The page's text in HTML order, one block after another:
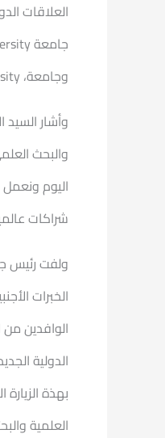
وجامعة، CY Tech , CY Cergy Paris University مُثمنًا زيادة التعاون الثنائي الجامعتين في مجال التعليم الجامعي، مؤكدًا على ضرورة تبادل الخبرات العلمية فيما بينهم
وأشار السيد
والبحث
اليوم
شراكات
الخبرات
الوافدين
بهذة
العلمية